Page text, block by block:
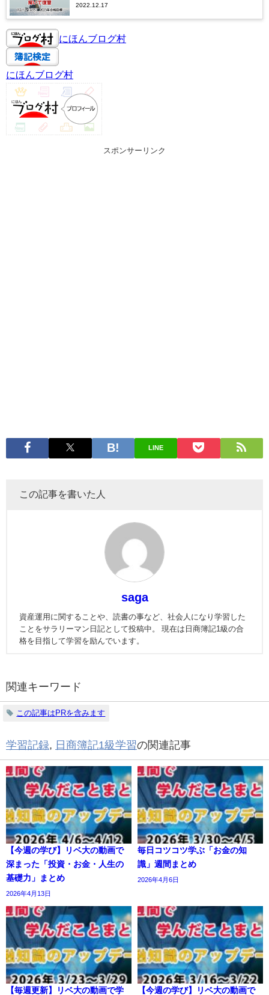
2022.12.17
にほんブログ村
にほんブログ村
スポンサーリンク
LINE
この記事を書いた人
saga
資産運用に関することや、読書の事など、社会人になり学習した
ことをサラリーマン日記として投稿中。 現在は日商簿記1級の合
格を目指して学習を励んでいます。
関連キーワード
この記事はPRを含みます
学習記録 日商簿記1級学習の関連記事
【今週の学び】リベ大の動画で
深まった「投資・お金・人生の
基礎力」まとめ
2026年4月13日
毎日コツコツ学ぶ「お金の知
識」週間まとめ
2026年4月6日
【毎週更新】リベ大の動画で学
【今週の学び】リベ大の動画で